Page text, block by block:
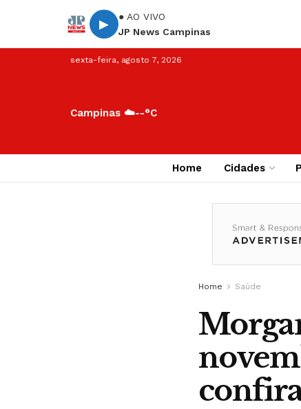
▶
● AO VIVO
JP News Campinas
sexta-feira, agosto 7, 2026
Campinas ☁️--°C
Home Cidades
Home Saúde